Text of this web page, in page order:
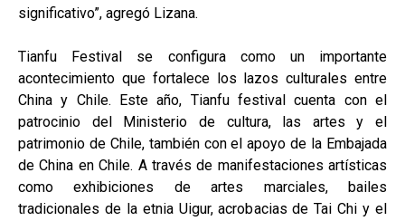
significativo”, agregó Lizana.
Tianfu Festival se configura como un importante
acontecimiento que fortalece los lazos culturales entre
China y Chile. Este año, Tianfu festival cuenta con el
patrocinio del Ministerio de cultura, las artes y el
patrimonio de Chile, también con el apoyo de la Embajada
de China en Chile. A través de manifestaciones artísticas
como exhibiciones de artes marciales, bailes
tradicionales de la etnia Uigur, acrobacias de Tai Chi y el